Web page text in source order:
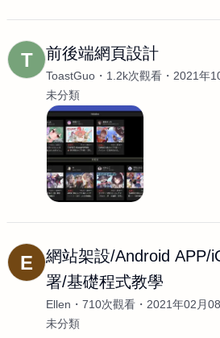
T 前後端網頁設計
ToastGuo 1.2k次觀看
2021年
未分類
E
網站架設/Android APP/
署/基礎程式教學
Ellen 710次觀看
2021年02月
未分類